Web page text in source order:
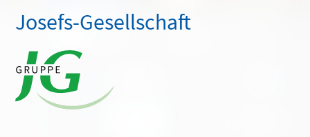
Josefs-Gesellschaft